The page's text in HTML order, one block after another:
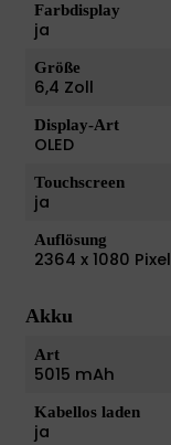
Farbdisplay
ja
Größe
6,4 Zoll
Display-Art
OLED
Touchscreen
ja
Auflösung
2364 x 1080 Pixel
Akku
Art
5015 mAh
Kabellos laden
ja